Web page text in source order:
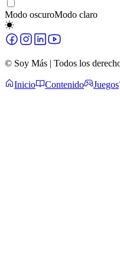
Modo oscuroModo claro
© Soy Más | Todos los
Inicio Contenido Juegos